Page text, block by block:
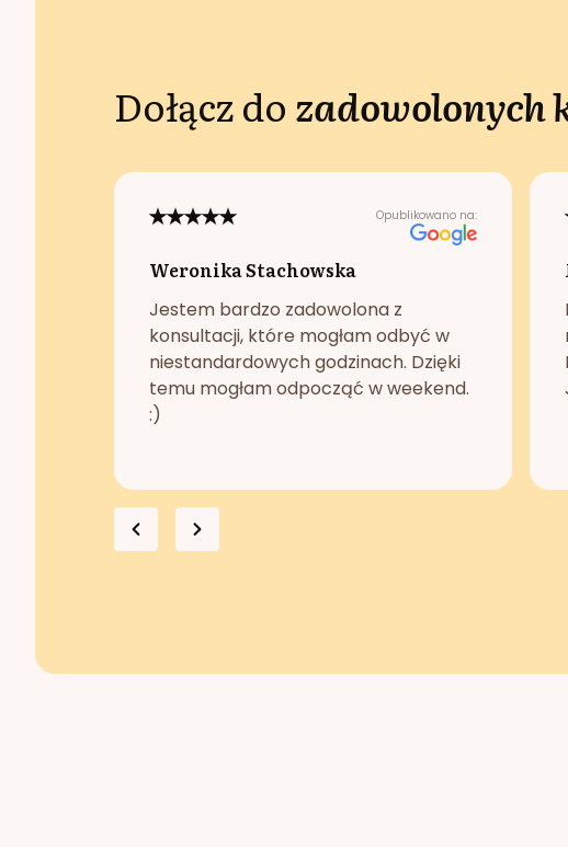
Dołącz do zadowolonych
Opublikowano na:
Weronika Stachowska
Jestem bardzo zadowolona z
konsultacji, które mogłam odbyć w
niestandardowych godzinach. Dzięki
temu mogłam odpocząć w weekend.
:)